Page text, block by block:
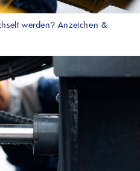
werden? Anzeichen &